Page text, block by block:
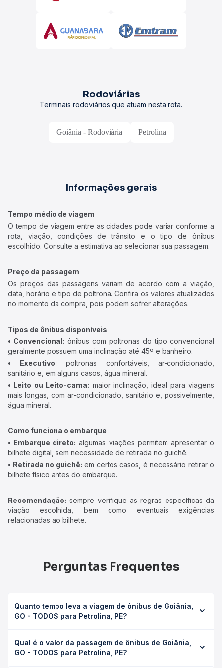
Rodoviárias
Terminais rodoviários que atuam nesta rota.
Goiânia - Rodoviária Petrolina
Informações gerais
Tempo médio de viagem
O tempo de viagem entre as cidades pode variar conforme a
rota, viação, condições de trânsito e o tipo de ônibus
escolhido. Consulte a estimativa ao selecionar sua passagem.
Preço da passagem
Os preços das passagens variam de acordo com a viação,
data, horário e tipo de poltrona. Confira os valores atualizados
no momento da compra, pois podem sofrer alterações.
Tipos de ônibus disponíveis
• Convencional: ônibus com poltronas do tipo convencional
geralmente possuem uma inclinação até 45º e banheiro.
• Executivo: poltronas confortáveis, ar-condicionado,
sanitário e, em alguns casos, água mineral.
• Leito ou Leito-cama: maior inclinação, ideal para viagens
mais longas, com ar-condicionado, sanitário e, possivelmente,
água mineral.
Como funciona o embarque
• Embarque direto: algumas viações permitem apresentar o
bilhete digital, sem necessidade de retirada no guichê.
• Retirada no guichê: em certos casos, é necessário retirar o
bilhete físico antes do embarque.
Recomendação: sempre verifique as regras específicas da
viação escolhida, bem como eventuais exigências
relacionadas ao bilhete.
Perguntas Frequentes
Quanto tempo leva a viagem de ônibus de Goiânia,
GO - TODOS para Petrolina, PE?
Petrolina, PE leva em média 37h 3min, podendo variar
conforme a viação, o tipo de serviço (convencional,
Qual é o valor da passagem de ônibus de Goiânia,
GO - TODOS para Petrolina, PE?